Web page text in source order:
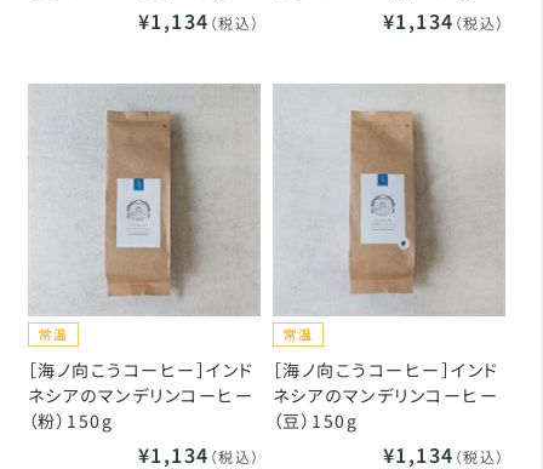
¥1,134 （税込） ¥1,134 （税込）
［海ノ向こうコーヒー］インド
ネシアのマンデリンコーヒー
（粉）150g
¥1,134 （税込）
［海ノ向こうコーヒー］インド
ネシアのマンデリンコーヒー
（豆）150g
¥1,134 （税込）